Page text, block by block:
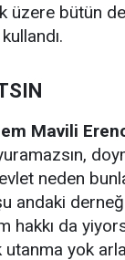
üzere bütün
Mavili
neden
andaki
hakkı da
yok